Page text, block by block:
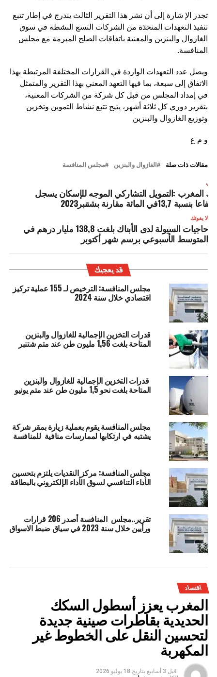
تجدر الإ شارة إلى أن نشر هذا التقرير الثالث يندرج في إطار تتبع
تنفيذ التعهدات المتخذة من الشركات التسع النشطة في سوق
الغازوال والبنزين والمعنية باتفاقات الصلح المبرمة مع مجلس
المنافسة.
ويصل عدد التعهدات الواردة في القرارات المختلفة المرتبطة بهذا
الاتفاق إلى سبعة، بما فيها التعهد المعني بهذا التقرير والمتمثل
في إمداد المجلس من قبل كل شركة من الشركات المعنية،
بتقرير دوري كل ثلاثة أشهر، يتيح تتبع نشاط التموين وتخزين
وتوزيع الغازوال والبنزين
و م ع
مقالات ذات صلة الغازوال والبنزين مجلس المنافسة
المغرب :التمويل التشاركي الموجه للإسكان يسجل
بنسبة 13,7في المائة مقارنة بشتنبر2023
لا يفوتك
حاجيات السيولة لدى الأبناك بلغت 138,8 مليار درهم في
المتوسط الأسبوعي برسم شهر أكتوبر
قد يعجبك
مجلس المنافسة: الترخيص لـ 155 عملية تركيز
اقتصادي خلال سنة 2024
قدرات التخزين الإجمالية للغازوال والبنزين
المتاحة بلغت 1,56 مليون طن عند متم شتنبر
قدرات التخزين الإجمالية للغازوال والبنزين
المتاحة بلغت نحو 1,5 مليون طن عند متم يونيو
مجلس المنافسة يقوم بعملية زيارة بمقر شركة
يشتبه في ارتكابها لممارسات منافية للمنافسة
مجلس المنافسة: مركز النقديات يلتزم بتحسين
الأداء التنافسي لسوق الأداء الإلكتروني بالبطاقة
تقرير..مجلس المنافسة أصدر 206 قرارات
ورأيين خلال سنة 2023 في سياق ضبط الاسواق
اقتصاد
المغرب يعزز أسطول السكك
الحديدية بقاطرات صينية جديدة
لتحسين النقل على الخطوط غير
المكهربة
قبل 3 أسابيع بتاريخ 18 يوليو 2026